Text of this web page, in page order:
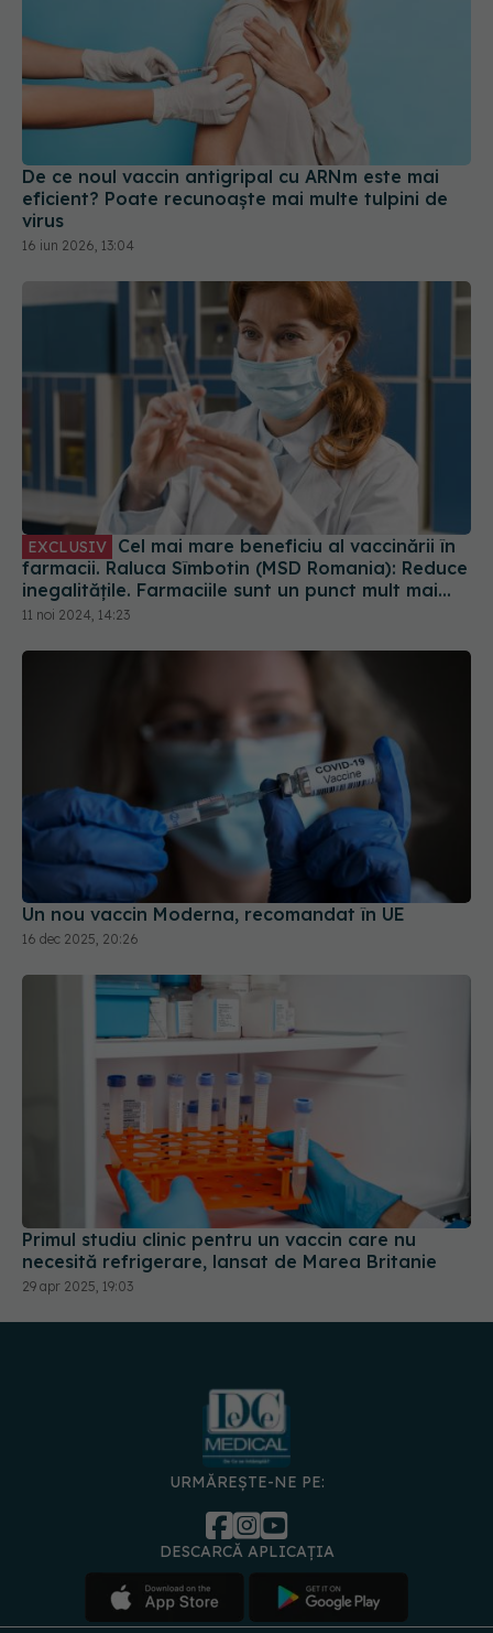
De ce noul vaccin antigripal cu ARNm este mai
eficient? Poate recunoaște mai multe tulpini de
virus
farmacii. Raluca Sîmbotin (MSD Romania): Reduce
inegalitățile. Farmaciile sunt un punct mult mai
convenabil pentru vaccinare
11 noi 2024, 14:23
Un nou vaccin Moderna, recomandat în UE
16 dec 2025, 20:26
Primul studiu clinic pentru un vaccin care nu
necesită refrigerare, lansat de Marea Britanie
29 apr 2025, 19:03
URMĂREȘTE-NE PE:
DESCARCĂ APLICAȚIA
Politica de
confidențialitate
Cookies
Gestionați
preferințele